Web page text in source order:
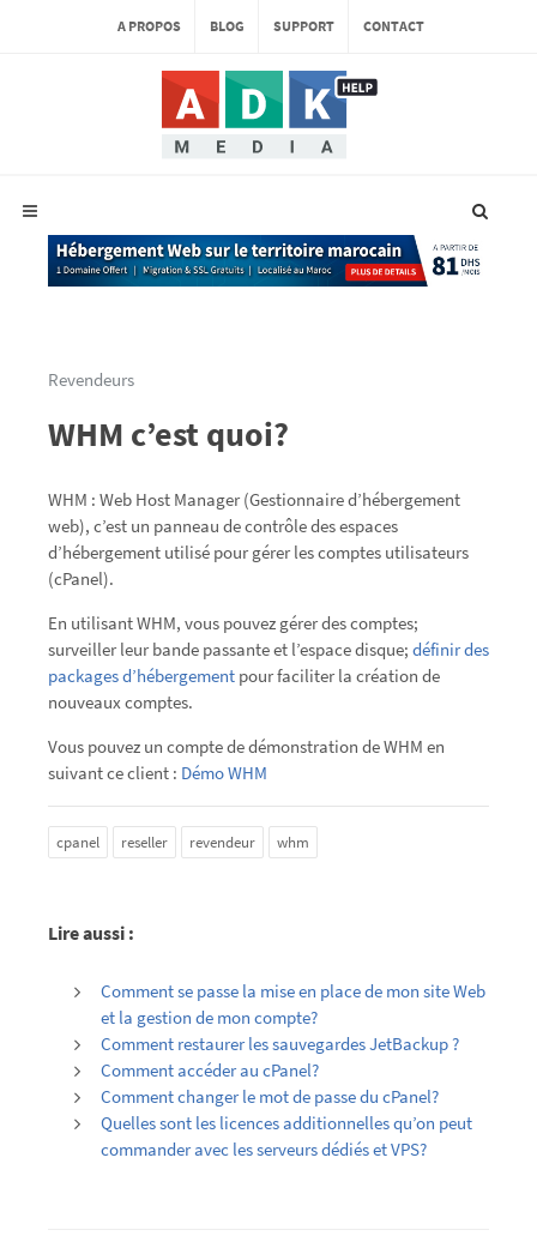
A PROPOS BLOG SUPPORT CONTACT
Revendeurs
WHM c’est quoi?
WHM : Web Host Manager (Gestionnaire d’hébergement
web), c’est un panneau de contrôle des espaces
d’hébergement utilisé pour gérer les comptes utilisateurs
(cPanel).
En utilisant WHM, vous pouvez gérer des comptes;
surveiller leur bande passante et l’espace disque; définir des
packages d’hébergement pour faciliter la création de
nouveaux comptes.
Vous pouvez un compte de démonstration de WHM en
suivant ce client : Démo WHM
cpanel reseller revendeur whm
Lire aussi :
Comment se passe la mise en place de mon site Web
et la gestion de mon compte?
Comment restaurer les sauvegardes JetBackup ?
Comment accéder au cPanel?
Comment changer le mot de passe du cPanel?
Quelles sont les licences additionnelles qu’on peut
commander avec les serveurs dédiés et VPS?